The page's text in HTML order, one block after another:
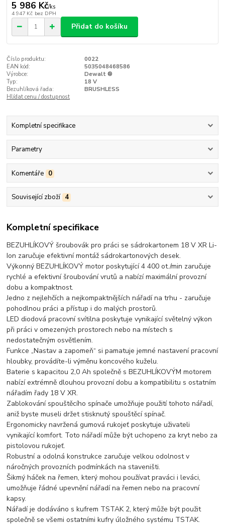
5 986 Kč/ks
4 947 Kč bez DPH
Přidat do košíku
Číslo produktu:
0022
EAN kód:
5035048468586
Výrobce:
Dewalt ®
Typ:
18 V
Bezuhlíková řada:
BRUSHLESS
Hlídat cenu / dostupnost
Kompletní specifikace
Parametry
Komentáře 0
Související zboží 4
Kompletní specifikace
BEZUHLÍKOVÝ šroubovák pro práci se sádrokartonem 18 V XR Li-
Ion zaručuje efektivní montáž sádrokartonových desek.
Výkonný BEZUHLÍKOVÝ motor poskytující 4 400 ot./min zaručuje
rychlé a efektivní šroubování vrutů a nabízí maximální provozní
dobu a kompaktnost.
Jedno z nejlehčích a nejkompaktnějších nářadí na trhu - zaručuje
pohodlnou práci a přístup i do malých prostorů.
LED diodová pracovní svítilna poskytuje vynikající světelný výkon
při práci v omezených prostorech nebo na místech s
nedostatečným osvětlením.
Funkce „Nastav a zapomeň“ si pamatuje jemné nastavení pracovní
hloubky, provádíte-li výměnu koncového kuželu.
Baterie s kapacitou 2,0 Ah společně s BEZUHLÍKOVÝM motorem
nabízí extrémně dlouhou provozní dobu a kompatibilitu s ostatním
nářadím řady 18 V XR.
Zablokování spouštěcího spínače umožňuje použití tohoto nářadí,
aniž byste museli držet stisknutý spouštěcí spínač.
Ergonomicky navržená gumová rukojeť poskytuje uživateli
vynikající komfort. Toto nářadí může být uchopeno za kryt nebo za
pistolovou rukojeť.
Robustní a odolná konstrukce zaručuje velkou odolnost v
náročných provozních podmínkách na staveništi.
Šikmý háček na řemen, který mohou používat praváci i leváci,
umožňuje řádné upevnění nářadí na řemen nebo na pracovní
kapsy.
Nářadí je dodáváno s kufrem TSTAK 2, který může být použit
společně se všemi ostatními kufry úložného systému TSTAK.